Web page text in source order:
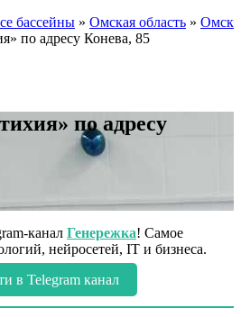
бассейны » Омская область » Омск
по адресу Конева, 85
по адресу
канал Генережка! Самое
нейросетей, IT и бизнеса.
в Telegram канал